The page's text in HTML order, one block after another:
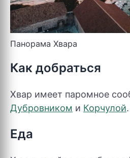
Панорама Хвара
Как добраться
Хвар имеет паромное
Дубровником и Корчулой.
Еда